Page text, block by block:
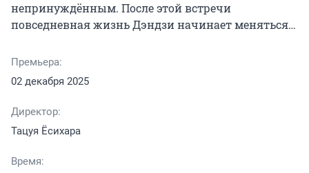
непринуждённым. После этой встречи
повседневная жизнь Дэндзи начинает меняться…
Премьера:
02 декабря 2025
Директор:
Тацуя Ёсихара
Время: